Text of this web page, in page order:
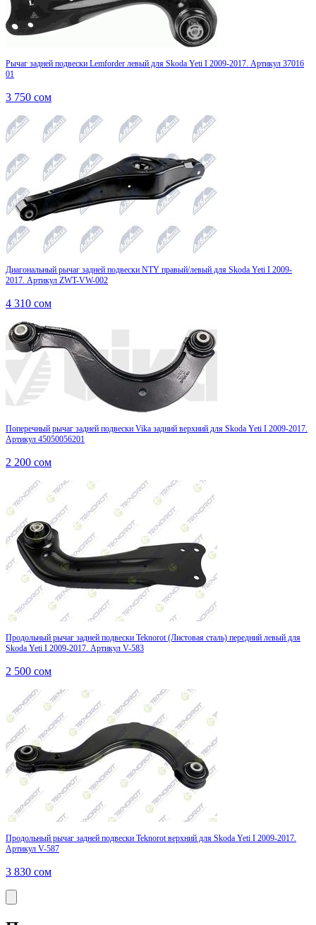
Рычаг задней подвески Lemforder левый для Skoda Yeti I 2009-2017. Артикул 37016
01
3 750 сом
Диагональный рычаг задней подвески NTY правый/левый для Skoda Yeti I 2009-
2017. Артикул ZWT-VW-002
4 310 сом
Поперечный рычаг задней подвески Vika задний верхний для Skoda Yeti I 2009-2017.
Артикул 45050056201
2 200 сом
Продольный рычаг задней подвески Teknorot (Листовая сталь) передний левый для
Skoda Yeti I 2009-2017. Артикул V-583
2 500 сом
Продольный рычаг задней подвески Teknorot верхний для Skoda Yeti I 2009-2017.
Артикул V-587
3 830 сом